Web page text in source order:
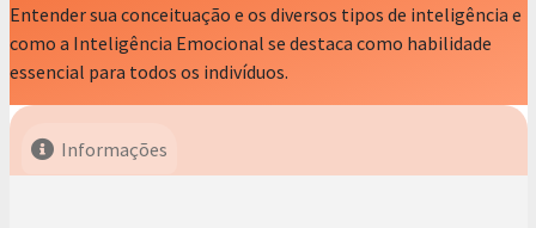
Entender sua conceituação e os diversos tipos de inteligência e
como a Inteligência Emocional se destaca como habilidade
essencial para todos os indivíduos.
Informações